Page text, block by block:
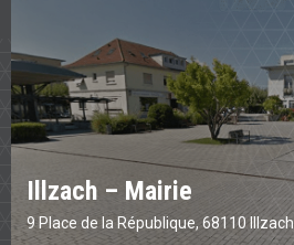
Illzach – Mairie
9 Place de la République, 68110 Illzach